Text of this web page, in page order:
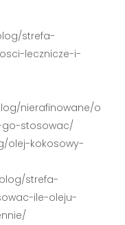
strefa-
lecznicze-i-
nierafinowane/o
go-stosowac/
olej-kokosowy-
strefa-
ile-oleju-